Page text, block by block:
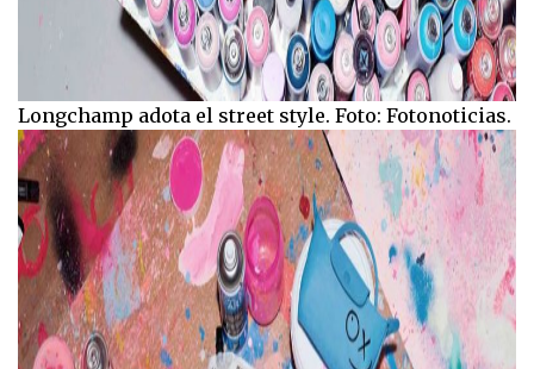
Longchamp adota el street style. Foto: Fotonoticias.